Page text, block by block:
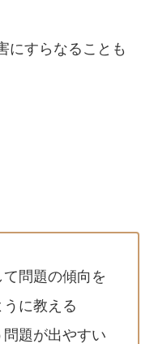
にすらなることも
て問題の傾向を
に教える
題が出やすい